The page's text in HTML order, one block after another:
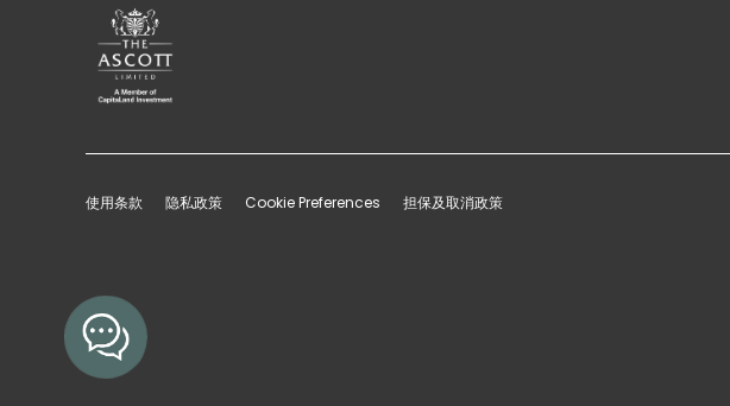
使用条款 隐私政策 Cookie Preferences 担保及取消政策